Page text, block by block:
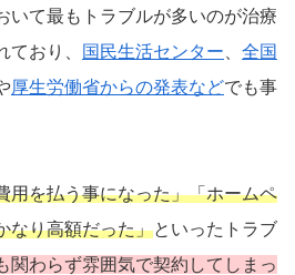
いて最もトラブルが多いのが治療
ており、
国民生活センター
全国
厚生労働省からの発表などでも事
用を払う事になった」「ホームペ
なり高額だった」といったトラブ
関わらず雰囲気で契約してしまっ